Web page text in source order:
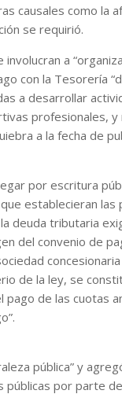
causales como la
se requirió.
a
con la Tesorería
a desarrollar
profesionales, y
a la fecha de
por escritura
establecieran las
deuda tributaria
del convenio de
de la ley, se
de las cuotas
pública” y
públicas por parte